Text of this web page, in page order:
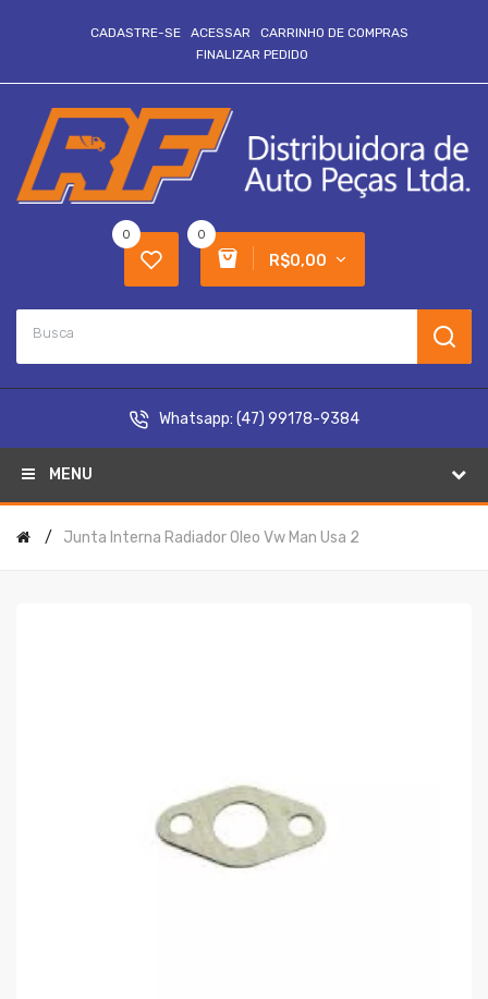
CADASTRE-SE ACESSAR
CARRINHO DE COMPRAS
FINALIZAR PEDIDO
0
R$0,00
0
Whatsapp: (47) 99178-9384
MENU
Junta Interna Radiador Oleo Vw Man Usa 2